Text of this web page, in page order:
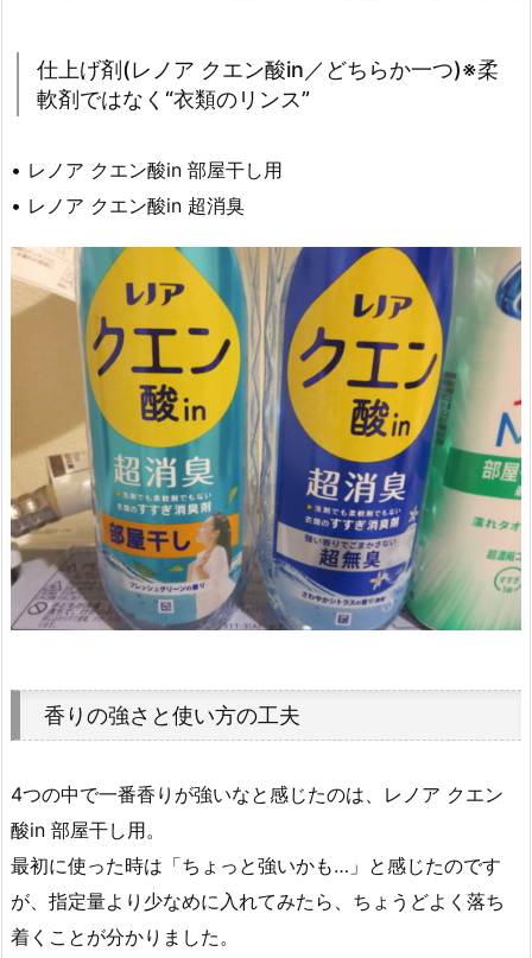
仕上げ剤(レノア クエン酸in／どちらか一つ)※柔
軟剤ではなく“衣類のリンス”
• レノア クエン酸in 部屋干し用
• レノア クエン酸in 超消臭
香りの強さと使い方の工夫
4つの中で一番香りが強いなと感じたのは、レノア クエン
酸in 部屋干し用。
最初に使った時は「ちょっと強いかも…」と感じたのです
が、指定量より少なめに入れてみたら、ちょうどよく落ち
着くことが分かりました。